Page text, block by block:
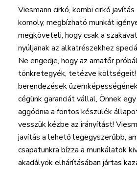
Viesmann cirkó, kombi cirkó
komoly, megbízható munkát
megköveteli, hogy csak a
nyúljanak az alkatrészekhez
Ne engedje, hogy az amatőr
tönkretegyék, tetézve
berendezések
cégünk garanciát vállal, Önnek
aggódnia a fontos készülék
vesszük kézbe az irányítást!
javítás a lehető legegyszerűbb,
csapatunkra bízza a munkálatok
akadályok elhárításában jártas